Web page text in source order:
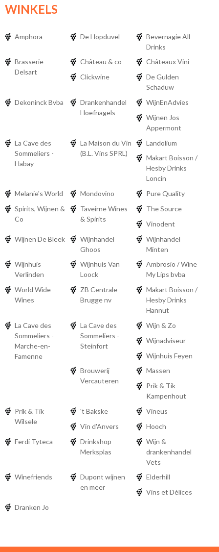
WINKELS
Amphora De Hopduvel
Bevernagie All
Drinks
Brasserie
Delsart
Château & co
Châteaux Vini
Clickwine
De Gulden
Schaduw
Dekoninck Bvba
Drankenhandel
Hoefnagels
WijnEnAdvies
Wijnen Jos
Appermont
La Cave des
Sommeliers -
Habay
La Maison du Vin
(B.L. Vins SPRL)
Landolium
Makart Boisson /
Hesby Drinks
Loncin
Melanie's World
Mondovino
Pure Quality
Spirits, Wijnen &
Co
Taveirne Wines
& Spirits
The Source
Vinodent
Wijnen De Bleek
Wijnhandel
Ghoos
Wijnhandel
Minten
Wijnhuis
Verlinden
Wijnhuis Van
Loock
Ambrosio / Wine
My Lips bvba
World Wide
Wines
ZB Centrale
Brugge nv
Makart Boisson /
Hesby Drinks
Hannut
La Cave des
Sommeliers -
Marche-en-
Famenne
La Cave des
Sommeliers -
Steinfort
Wijn & Zo
Wijnadviseur
Wijnhuis Feyen
Brouwerij
Vercauteren
Massen
Prik & Tik
Kampenhout
Prik & Tik
Wilsele
't Bakske
Vineus
Vin d'Anvers
Hooch
Ferdi Tyteca
Drinkshop
Merksplas
Wijn &
drankenhandel
Vets
Winefriends
Dupont wijnen
en meer
Elderhill
Vins et Délices
Dranken Jo